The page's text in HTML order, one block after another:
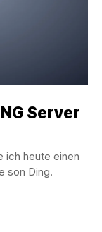
Server
ich heute einen
son Ding.